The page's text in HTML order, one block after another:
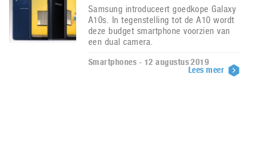
Samsung introduceert goedkope Galaxy
A10s. In tegenstelling tot de A10 wordt
deze budget smartphone voorzien van
een dual camera.
Smartphones - 12 augustus 2019
Lees meer